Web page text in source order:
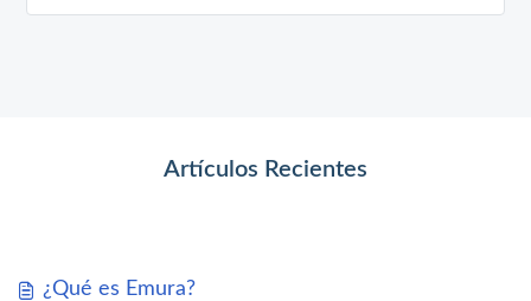
Artículos Recientes
¿Qué es Emura?